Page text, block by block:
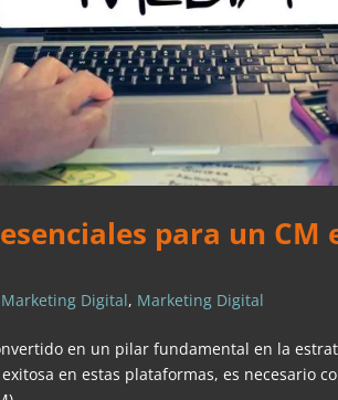
para un CM
Digital, Marketing Digital
en un pilar fundamental en la
en estas plataformas, es necesario